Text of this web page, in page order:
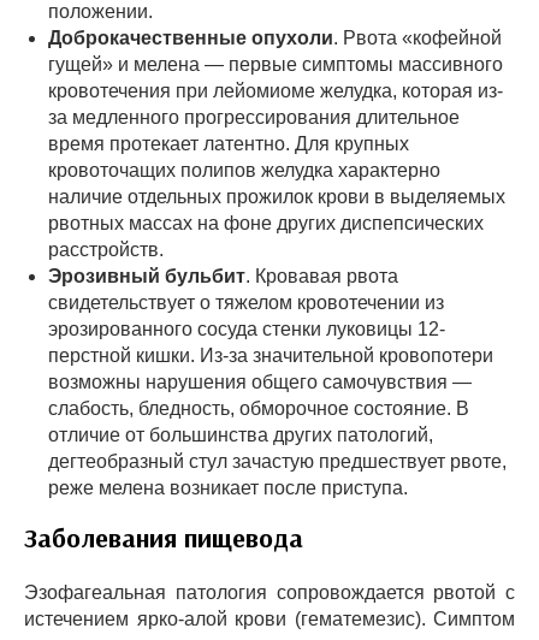
положении.
Доброкачественные опухоли. Рвота «кофейной
гущей» и мелена — первые симптомы массивного
кровотечения при лейомиоме желудка, которая из-
за медленного прогрессирования длительное
время протекает латентно. Для крупных
кровоточащих полипов желудка характерно
наличие отдельных прожилок крови в выделяемых
рвотных массах на фоне других диспепсических
расстройств.
Эрозивный бульбит. Кровавая рвота
свидетельствует о тяжелом кровотечении из
эрозированного сосуда стенки луковицы 12-
перстной кишки. Из-за значительной кровопотери
возможны нарушения общего самочувствия —
слабость, бледность, обморочное состояние. В
отличие от большинства других патологий,
дегтеобразный стул зачастую предшествует рвоте,
реже мелена возникает после приступа.
Заболевания пищевода
Эзофагеальная патология сопровождается рвотой с
истечением ярко-алой крови (гематемезис). Симптом